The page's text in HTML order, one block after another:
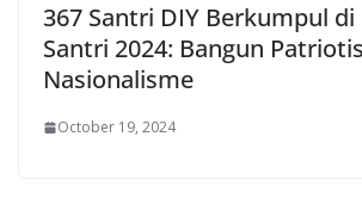
367 Santri DIY Berkumpul di
Santri 2024: Bangun
Nasionalisme
October 19, 2024